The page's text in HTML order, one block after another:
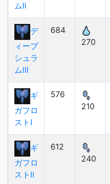
ムⅡ
デ
ィープ
シュラ
ムⅢ
684
270
ギ
ガフロ
ストⅠ
576
210
ギ
ガフロ
ストⅡ
612
240